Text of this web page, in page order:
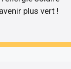
plus vert !